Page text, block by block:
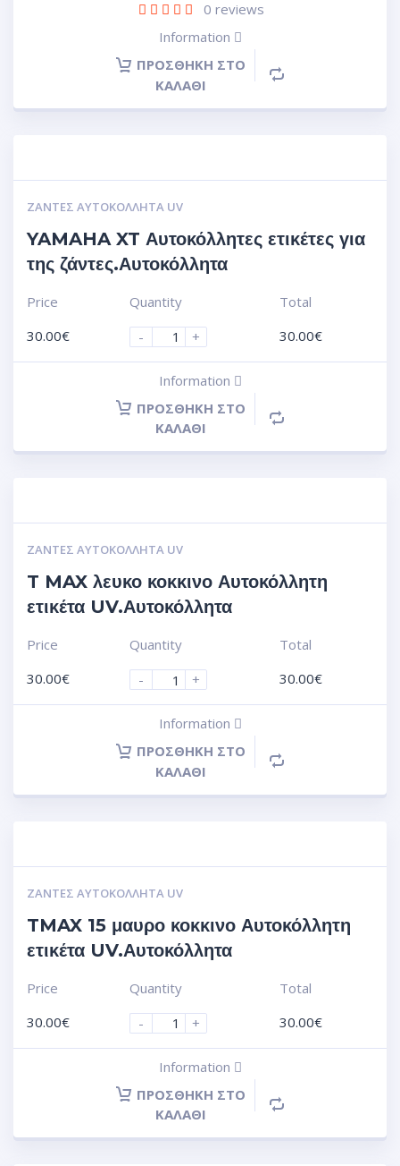
0 reviews
Information
ΠΡΟΣΘΉΚΗ ΣΤΟ
ΚΑΛΆΘΙ
ΖΆΝΤΕΣ ΑΥΤΟΚΌΛΛΗΤΑ UV
YAMAHA XT Αυτοκόλλητες ετικέτες για
της ζάντες.Αυτοκόλλητα
Price
30.00€
Quantity
-
+
Total
30.00€
Information
ΠΡΟΣΘΉΚΗ ΣΤΟ
ΚΑΛΆΘΙ
ΖΆΝΤΕΣ ΑΥΤΟΚΌΛΛΗΤΑ UV
T MAX λευκο κοκκινο Αυτοκόλλητη
ετικέτα UV.Αυτοκόλλητα
Price
30.00€
Quantity
-
+
Total
30.00€
Information
ΠΡΟΣΘΉΚΗ ΣΤΟ
ΚΑΛΆΘΙ
ΖΆΝΤΕΣ ΑΥΤΟΚΌΛΛΗΤΑ UV
TMAX 15 μαυρο κοκκινο Αυτοκόλλητη
ετικέτα UV.Αυτοκόλλητα
Price
30.00€
Quantity
-
+
Total
30.00€
Information
ΠΡΟΣΘΉΚΗ ΣΤΟ
ΚΑΛΆΘΙ